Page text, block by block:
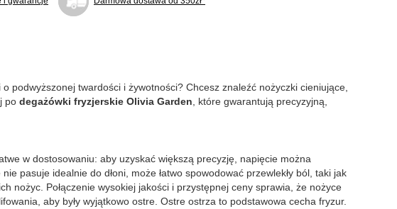
podwyższonej twardości i żywotności? Chcesz znaleźć nożyczki cieniujące,
po degażówki fryzjerskie Olivia Garden , które gwarantują precyzyjną,
w dostosowaniu: aby uzyskać większą precyzję, napięcie można
pasuje idealnie do dłoni, może łatwo spowodować przewlekły ból, taki jak
nożyc. Połączenie wysokiej jakości i przystępnej ceny sprawia, że nożyce
aby były wyjątkowo ostre. Ostre ostrza to podstawowa cecha fryzur.